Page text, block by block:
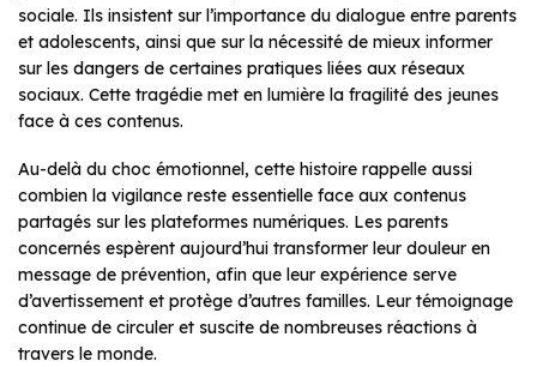
sociale. Ils insistent sur l’importance du dialogue entre parents
et adolescents, ainsi que sur la nécessité de mieux informer
sur les dangers de certaines pratiques liées aux réseaux
sociaux. Cette tragédie met en lumière la fragilité des jeunes
face à ces contenus.
Au-delà du choc émotionnel, cette histoire rappelle aussi
combien la vigilance reste essentielle face aux contenus
partagés sur les plateformes numériques. Les parents
concernés espèrent aujourd’hui transformer leur douleur en
message de prévention, afin que leur expérience serve
d’avertissement et protège d’autres familles. Leur témoignage
continue de circuler et suscite de nombreuses réactions à
travers le monde.